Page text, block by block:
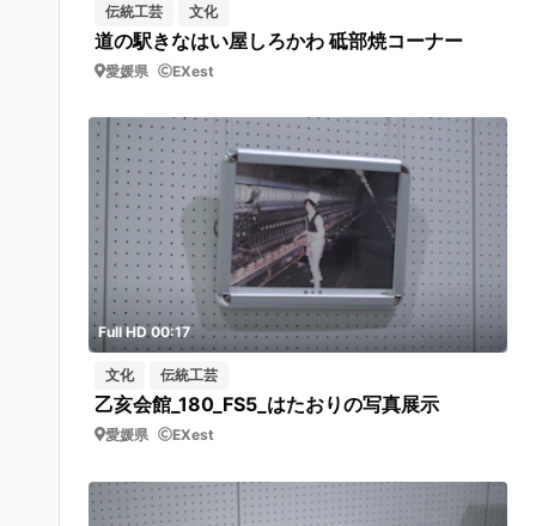
伝統工芸 文化
道の駅きなはい屋しろかわ 砥部焼コーナー
愛媛県 EXest
Full HD 00:17
文化 伝統工芸
乙亥会館_180_FS5_はたおりの写真展示
愛媛県 EXest